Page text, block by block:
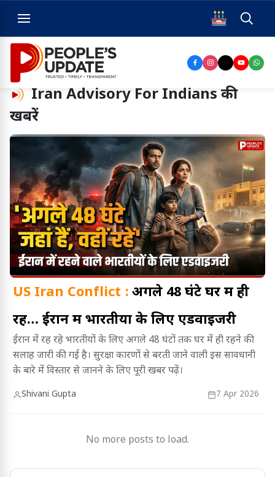
Iran Advisory For Indians की
खबरें
US Iran Conflict : अगले 48 घंटे घर में ही
रहें… ईरान में भारतीयों के लिए एडवाइजरी
ईरान में रह रहे भारतीयों के लिए अगले 48 घंटों तक घर में ही रहने की
सलाह जारी की गई है। सुरक्षा कारणों से बरती जाने वाली इस सावधानी
के बारे में विस्तार से जानने के लिए पूरी खबर पढ़ें।
Shivani Gupta 7 Apr 2026
No more posts to load.